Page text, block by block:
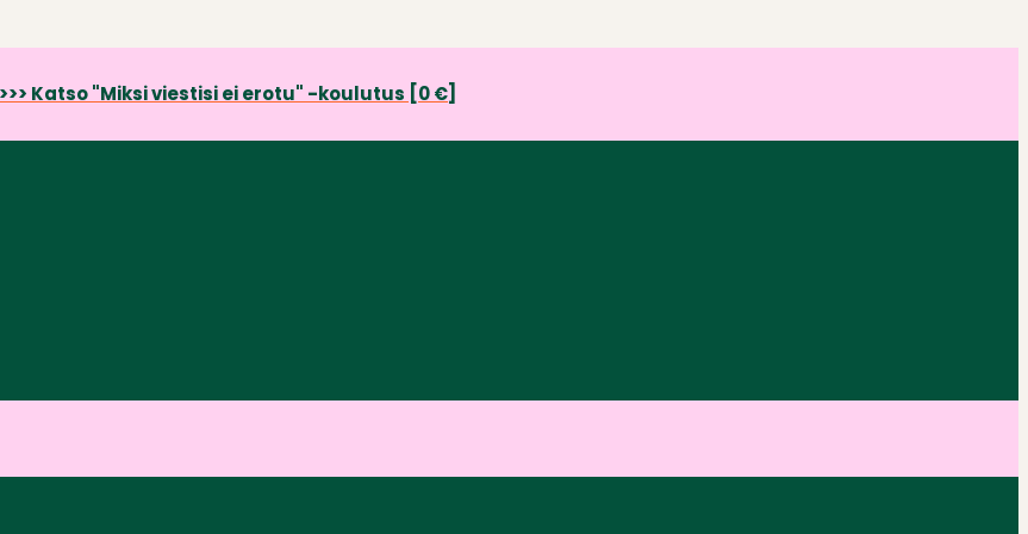
>>> Katso "Miksi viestisi ei erotu" -koulutus [0 €]